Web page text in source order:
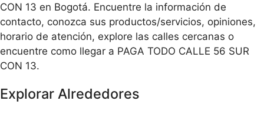
CON 13 en Bogotá. Encuentre la información de
contacto, conozca sus productos/servicios, opiniones,
horario de atención, explore las calles cercanas o
encuentre como llegar a PAGA TODO CALLE 56 SUR
CON 13.
Explorar Alrededores